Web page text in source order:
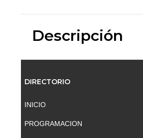
Descripción
DIRECTORIO
INICIO
PROGRAMACION